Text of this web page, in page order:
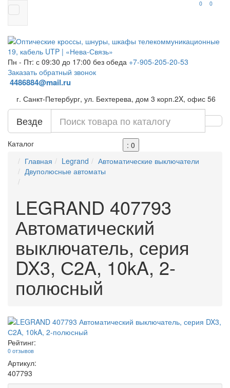
0 0
Пн - Пт: с 09:30 до 17:00 без обеда +7-905-205-20-53
Заказать обратный звонок
4486884@mail.ru
г. Санкт-Петербург, ул. Бехтерева, дом 3 корп.2X, офис 56
Везде
Каталог
: 0
Главная
Legrand
Автоматические выключатели
Двуполюсные автоматы
LEGRAND 407793
Автоматический
выключатель, серия
DX3, С2A, 10kA, 2-
полюсный
Рейтинг:
0 отзывов
Артикул:
407793